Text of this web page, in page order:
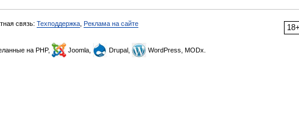
18+
связь: Техподдержка Реклама на сайте
на PHP, Joomla, Drupal, WordPress, MODx.